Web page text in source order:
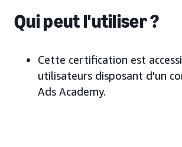
Qui peut l'utiliser ?
Cette certification est
utilisateurs disposant d'un
Ads Academy.